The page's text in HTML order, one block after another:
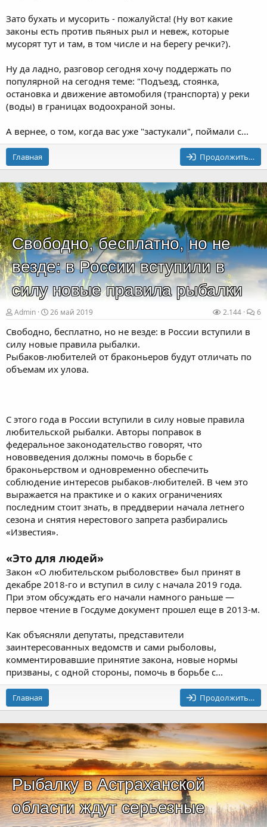
Зато бухать и мусорить - пожалуйста! (Ну вот какие
законы есть против пьяных рыл и невеж, которые
мусорят тут и там, в том числе и на берегу речки?).
Ну да ладно, разговор сегодня хочу поддержать по
популярной на сегодня теме: "Подъезд, стоянка,
остановка и движение автомобиля (транспорта) у реки
(воды) в границах водоохраной зоны.
А вернее, о том, когда вас уже "застукали", поймали с...
Главная Продолжить…
Свободно, бесплатно, но не
везде: в России вступили в
силу новые правила рыбалки
Admin 26 май 2019 2.144 6
Свободно, бесплатно, но не везде: в России вступили в
силу новые правила рыбалки.
Рыбаков-любителей от браконьеров будут отличать по
объемам их улова.
С этого года в России вступили в силу новые правила
любительской рыбалки. Авторы поправок в
федеральное законодательство говорят, что
нововведения должны помочь в борьбе с
браконьерством и одновременно обеспечить
соблюдение интересов рыбаков-любителей. В чем это
выражается на практике и о каких ограничениях
последним стоит знать, в преддверии начала летнего
сезона и снятия нерестового запрета разбирались
«Известия».
«Это для людей»
Закон «О любительском рыболовстве» был принят в
декабре 2018-го и вступил в силу с начала 2019 года.
При этом обсуждать его начали намного раньше —
первое чтение в Госдуме документ прошел еще в 2013-м.
Как объясняли депутаты, представители
заинтересованных ведомств и сами рыболовы,
комментировавшие принятие закона, новые нормы
призваны, с одной стороны, помочь в борьбе с...
Главная Продолжить…
Рыбалку в Астраханской
области ждут серьезные